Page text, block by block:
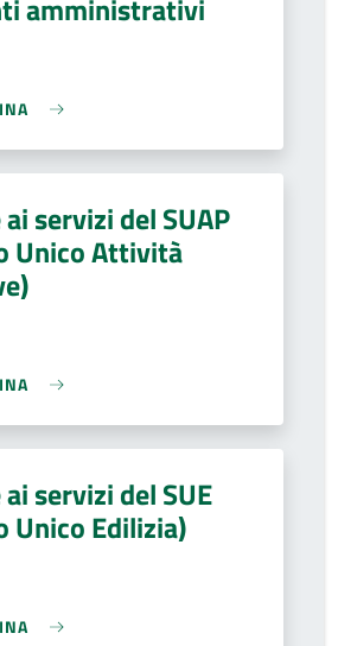
amministrativi
servizi del SUAP
Unico Attività
servizi del SUE
Unico Edilizia)